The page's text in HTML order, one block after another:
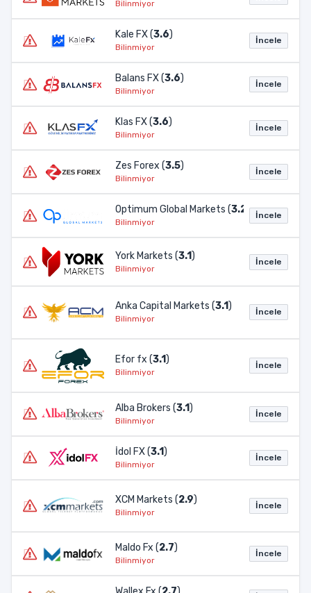
Bilinmiyor
Kale FX (3.6)
Bilinmiyor
İncele
Balans FX (3.6)
Bilinmiyor
İncele
Klas FX (3.6)
Bilinmiyor
İncele
Zes Forex (3.5)
Bilinmiyor
İncele
Optimum Global Markets (3.2 )
Bilinmiyor
İncele
York Markets (3.1)
Bilinmiyor
İncele
Anka Capital Markets (3.1)
Bilinmiyor
İncele
Efor fx (3.1)
Bilinmiyor
İncele
Alba Brokers (3.1)
Bilinmiyor
İncele
İdol FX (3.1)
Bilinmiyor
İncele
XCM Markets (2.9)
Bilinmiyor
İncele
Maldo Fx (2.7)
Bilinmiyor
İncele